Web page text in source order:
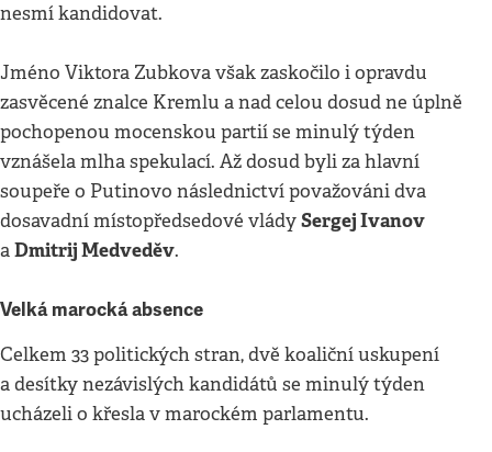
nesmí kandidovat.
Jméno Viktora Zubkova však zaskočilo i opravdu
zasvěcené znalce Kremlu a nad celou dosud ne úplně
pochopenou mocenskou partií se minulý týden
vznášela mlha spekulací. Až dosud byli za hlavní
soupeře o Putinovo následnictví považováni dva
dosavadní místopředsedové vládySergej Ivanov
aDmitrij Medveděv.
Velká marocká absence
Celkem 33 politických stran, dvě koaliční uskupení
a desítky nezávislých kandidátů se minulý týden
ucházeli o křesla v marockém parlamentu.